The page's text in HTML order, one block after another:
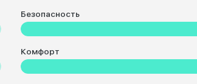
Безопасность
Комфорт